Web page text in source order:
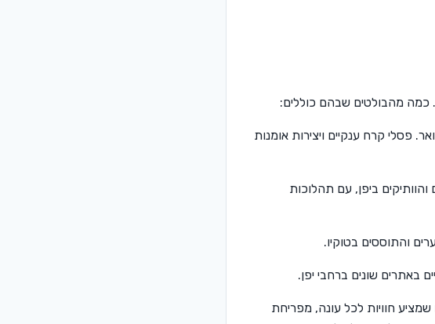
כמה מהבולטים שבהם כוללים:
פסלי קרח ענקיים ויצירות אומנות
ביפן, עם תהלוכות
והתוססים בטוקיו.
באתרים שונים ברחבי יפן.
חוויות לכל עונה, מפריחת